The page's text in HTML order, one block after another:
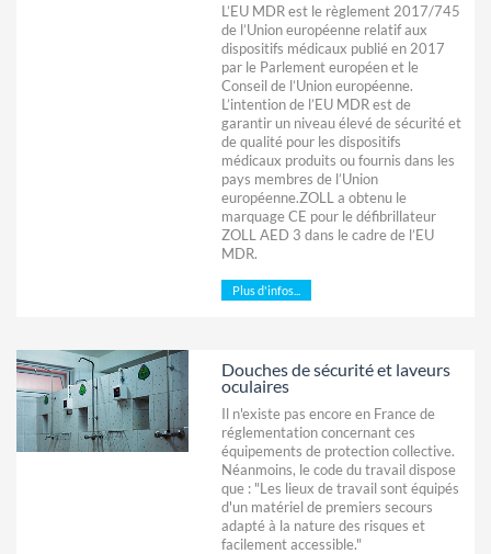
L’EU MDR est le règlement 2017/745
de l’Union européenne relatif aux
dispositifs médicaux publié en 2017
par le Parlement européen et le
Conseil de l’Union européenne.
L’intention de l’EU MDR est de
garantir un niveau élevé de sécurité et
de qualité pour les dispositifs
médicaux produits ou fournis dans les
pays membres de l’Union
européenne.ZOLL a obtenu le
marquage CE pour le défibrillateur
ZOLL AED 3 dans le cadre de l’EU
MDR.
Plus d'infos...
Douches de sécurité et laveurs
oculaires
Il n'existe pas encore en France de
réglementation concernant ces
équipements de protection collective.
Néanmoins, le code du travail dispose
que : "Les lieux de travail sont équipés
d'un matériel de premiers secours
adapté à la nature des risques et
facilement accessible."